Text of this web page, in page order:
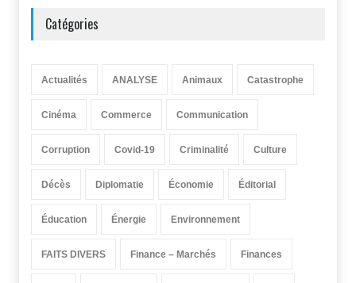
Catégories
Actualités ANALYSE Animaux Catastrophe
Cinéma Commerce Communication
Corruption Covid-19 Criminalité Culture
Décès Diplomatie Économie Éditorial
Éducation Énergie Environnement
FAITS DIVERS Finance – Marchés Finances